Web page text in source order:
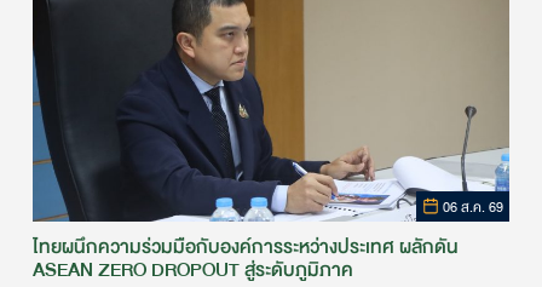
06 ส.ค. 69
ไทยผนึกความร่วมมือกับองค์การระหว่างประเทศ ผลักดัน
ASEAN ZERO DROPOUT สู่ระดับภูมิภาค